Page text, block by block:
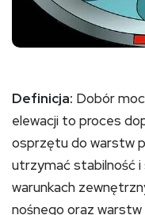
Definicja: Dobór
elewacji to proces
osprzętu do warstw
utrzymać stabilność
warunkach
nośnego oraz warstw